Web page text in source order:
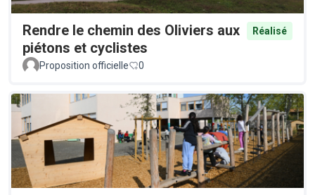
Rendre le chemin des Oliviers aux
piétons et cyclistes
Réalisé
Proposition officielle 0